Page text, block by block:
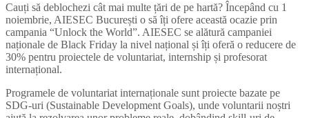
Cauți să deblochezi cât mai multe țări de pe hartă? Începând cu 1
noiembrie, AIESEC București o să îți ofere această ocazie prin
campania “Unlock the World”. AIESEC se alătură campaniei
naționale de Black Friday la nivel național și îți oferă o reducere de
30% pentru proiectele de voluntariat, internship și profesorat
internațional.
Programele de voluntariat internaționale sunt proiecte bazate pe
SDG-uri (Sustainable Development Goals), unde voluntarii noștri